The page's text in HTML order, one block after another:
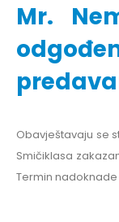
Mr.
Obavještavaju se
Smičiklasa
Termin